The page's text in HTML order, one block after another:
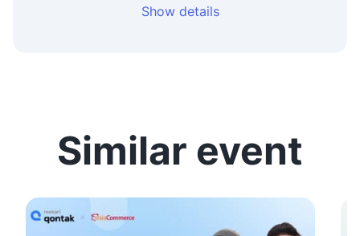
Show details
Similar event